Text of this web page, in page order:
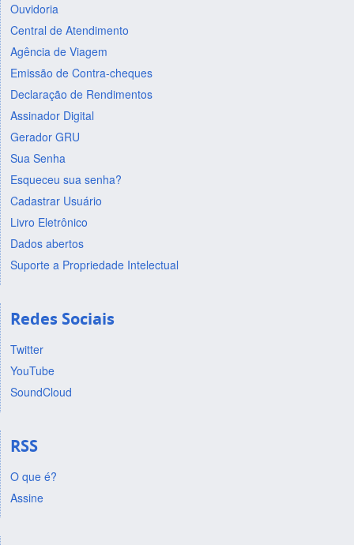
Ouvidoria
Central de Atendimento
Agência de Viagem
Emissão de Contra-cheques
Declaração de Rendimentos
Assinador Digital
Gerador GRU
Sua Senha
Esqueceu sua senha?
Cadastrar Usuário
Livro Eletrônico
Dados abertos
Suporte a Propriedade Intelectual
Redes Sociais
Twitter
YouTube
SoundCloud
RSS
O que é?
Assine